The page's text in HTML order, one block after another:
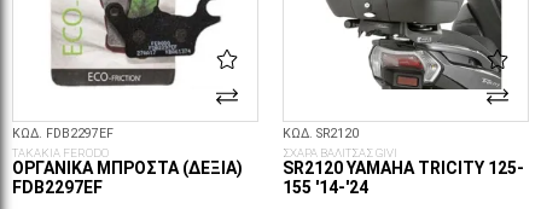
ΚΩΔ. FDB2297EF
ΤΑΚΑΚΙΑ FERODO
ΟΡΓΑΝΙΚΆ ΜΠΡΟΣΤΆ (ΔΕΞΙΆ)
FDB2297EF
ΚΩΔ. SR2120
ΣΧΑΡΑ ΒΑΛΙΤΣΑΣ GIVI
SR2120 YAMAHA TRICITY 125-
155 '14-'24